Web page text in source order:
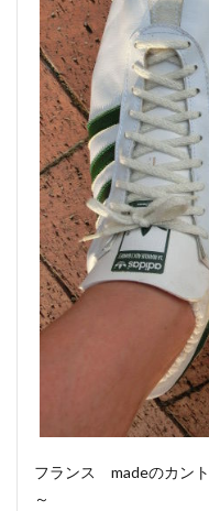
フランス madeのカン
～